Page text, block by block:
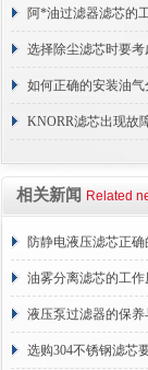
阿*油过滤器滤芯的
选择除尘滤芯时要
如何正确的安装油
KNORR滤芯出现故
相关新闻 Related
防静电液压滤芯正
油雾分离滤芯的工
液压泵过滤器的保养
选购304不锈钢滤芯